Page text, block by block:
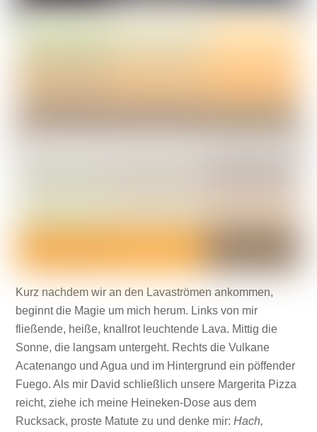
Kurz nachdem wir an den Lavaströmen ankommen,
beginnt die Magie um mich herum. Links von mir
fließende, heiße, knallrot leuchtende Lava. Mittig die
Sonne, die langsam untergeht. Rechts die Vulkane
Acatenango und Agua und im Hintergrund ein pöffender
Fuego. Als mir David schließlich unsere Margerita Pizza
reicht, ziehe ich meine Heineken-Dose aus dem
Rucksack, proste Matute zu und denke mir:Hach,